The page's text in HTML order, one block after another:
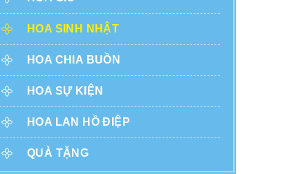
HOA SINH NHẬT
HOA CHIA BUỒN
HOA SỰ KIỆN
HOA LAN HỒ ĐIỆP
QUÀ TẶNG